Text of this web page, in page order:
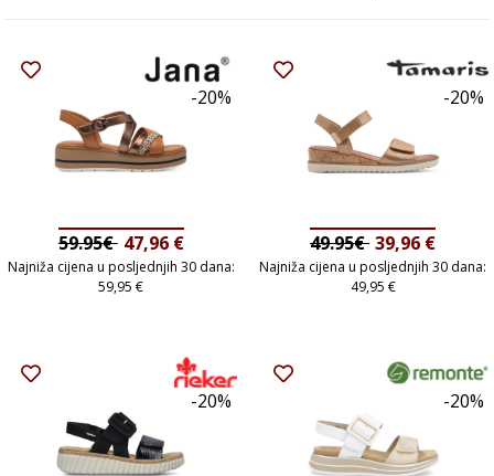
-20%
59.95€ 47,96 €
Najniža cijena u posljednjih 30 dana:
59,95€
-20%
49.95€ 39,96 €
Najniža cijena u posljednjih 30 dana:
49,95 €
-20% -20%